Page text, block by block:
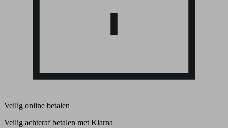
Veilig online betalen
Veilig achteraf betalen met Klarna